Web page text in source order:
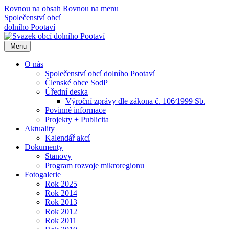
Rovnou na obsah Rovnou na menu
Společenství obcí
dolního Pootaví
Menu
O nás
Společenství obcí dolního Pootaví
Členské obce SodP
Úřední deska
Výroční zprávy dle zákona č. 106⁄1999 Sb.
Povinné informace
Projekty + Publicita
Aktuality
Kalendář akcí
Dokumenty
Stanovy
Program rozvoje mikroregionu
Fotogalerie
Rok 2025
Rok 2014
Rok 2013
Rok 2012
Rok 2011